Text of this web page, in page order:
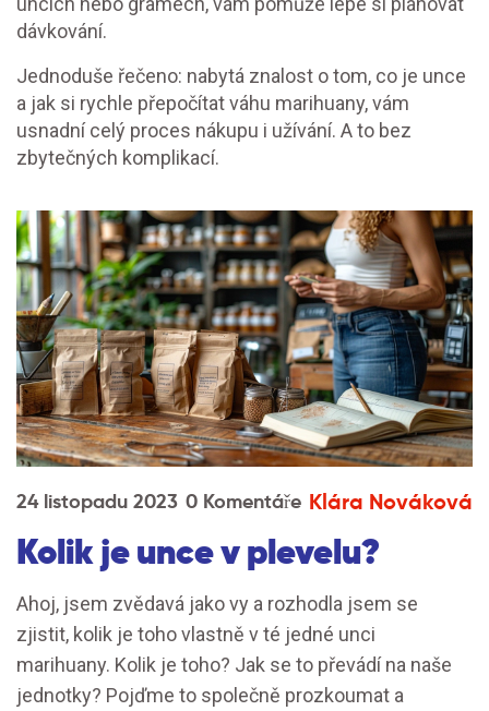
dávkování.
Jednoduše řečeno: nabytá znalost o tom, co je unce
a jak si rychle přepočítat váhu marihuany, vám
usnadní celý proces nákupu i užívání. A to bez
zbytečných komplikací.
24 listopadu 2023 0 Komentáře Klára Nováková
Kolik je unce v plevelu?
Ahoj, jsem zvědavá jako vy a rozhodla jsem se
zjistit, kolik je toho vlastně v té jedné unci
marihuany. Kolik je toho? Jak se to převádí na naše
jednotky? Pojďme to společně prozkoumat a